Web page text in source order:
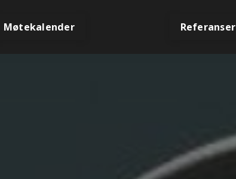
Møtekalender Referanser